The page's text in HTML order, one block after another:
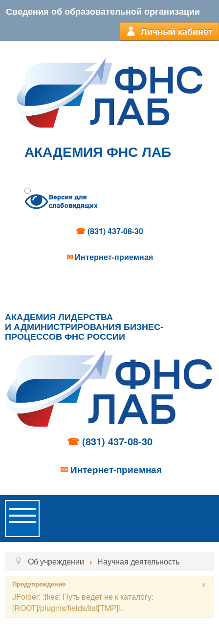
Сведения об образовательной организации
Личный кабинет
АКАДЕМИЯ ФНС ЛАБ
☎(831) 437-08-30
✉ Интернет-приемная
АКАДЕМИЯ ЛИДЕРСТВА
И АДМИНИСТРИРОВАНИЯ БИЗНЕС-
ПРОЦЕССОВ ФНС РОССИИ
☎ (831) 437-08-30
✉ Интернет-приемная
Toggle
Navigation
Главная
Об учреждении
Новости
Образовательные услуги
Об учреждении Научная деятельность
×
Предупреждение
JFolder: :files: Путь ведет не к каталогу:
[ROOT]/plugins/fields/list[TMP]l.